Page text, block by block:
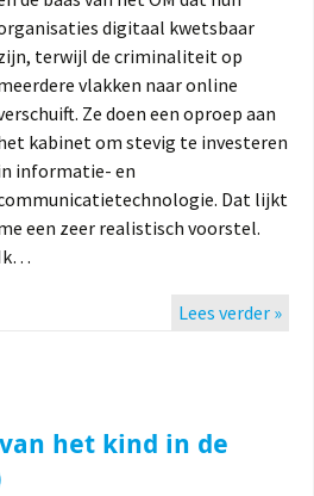
digitaal kwetsbaar
terwijl de criminaliteit op
vlakken naar online
Ze doen een oproep aan
kabinet om stevig te investeren
informatie- en
Dat lijkt
een zeer realistisch voorstel.
Lees verder »
het kind in de